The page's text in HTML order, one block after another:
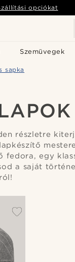
Szemüvegek
opciókat
sapka
részletre
fedora, egy
a saját